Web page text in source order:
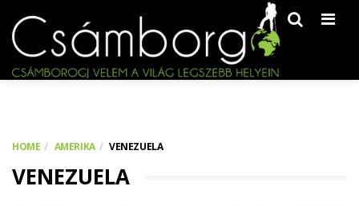
HOME AMERIKA VENEZUELA
VENEZUELA